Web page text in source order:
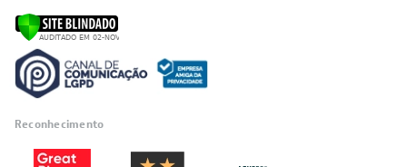
Reconhecimento